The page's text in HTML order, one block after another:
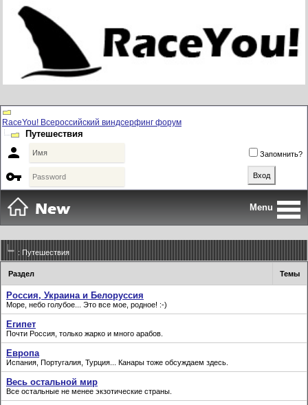
RaceYou! Всероссийский виндсерфинг форум
Путешествия
 Запомнить?

Menu
: Путешествия
Раздел Темы
Россия, Украина и Белоруссия
Море, небо голубое... Это все мое, родное! :-)
Египет
Почти Россия, только жарко и много арабов.
Европа
Испания, Португалия, Турция... Канары тоже обсуждаем здесь.
Весь остальной мир
Все остальные не менее экзотические страны.